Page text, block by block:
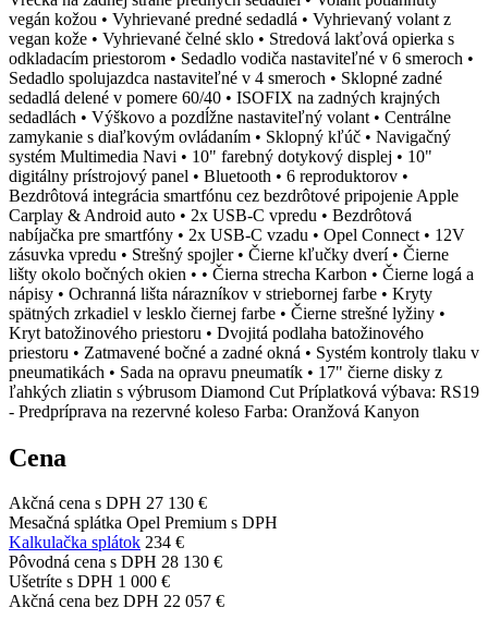
vegán kožou • Vyhrievané predné sedadlá • Vyhrievaný volant z
vegan kože • Vyhrievané čelné sklo • Stredová lakťová opierka s
odkladacím priestorom • Sedadlo vodiča nastaviteľné v 6 smeroch •
Sedadlo spolujazdca nastaviteľné v 4 smeroch • Sklopné zadné
sedadlá delené v pomere 60/40 • ISOFIX na zadných krajných
sedadlách • Výškovo a pozdĺžne nastaviteľný volant • Centrálne
zamykanie s diaľkovým ovládaním • Sklopný kľúč • Navigačný
systém Multimedia Navi • 10" farebný dotykový displej • 10"
digitálny prístrojový panel • Bluetooth • 6 reproduktorov •
Bezdrôtová integrácia smartfónu cez bezdrôtové pripojenie Apple
Carplay & Android auto • 2x USB-C vpredu • Bezdrôtová
nabíjačka pre smartfóny • 2x USB-C vzadu • Opel Connect • 12V
zásuvka vpredu • Strešný spojler • Čierne kľučky dverí • Čierne
lišty okolo bočných okien • • Čierna strecha Karbon • Čierne logá a
nápisy • Ochranná lišta nárazníkov v striebornej farbe • Kryty
spätných zrkadiel v lesklo čiernej farbe • Čierne strešné lyžiny •
Kryt batožinového priestoru • Dvojitá podlaha batožinového
priestoru • Zatmavené bočné a zadné okná • Systém kontroly tlaku v
pneumatikách • Sada na opravu pneumatík • 17" čierne disky z
ľahkých zliatin s výbrusom Diamond Cut Príplatková výbava: RS19
- Predpríprava na rezervné koleso Farba: Oranžová Kanyon
Cena
Akčná cena s DPH 27 130 €
Mesačná splátka Opel Premium s DPH
Kalkulačka splátok 234 €
Pôvodná cena s DPH 28 130 €
Ušetríte s DPH 1 000 €
Akčná cena bez DPH 22 057 €